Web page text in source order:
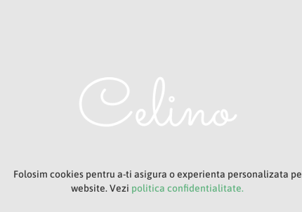
Titlu
Folosim cookies pentru a-ti asigura o experienta personalizata pe
website. Vezi politica confidentialitate.